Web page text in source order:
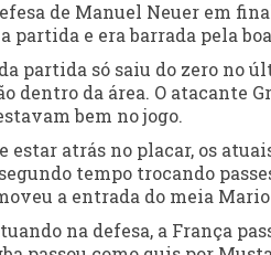
de Manuel Neuer em
partida e era barrada pela
partida só saiu do zero no
dentro da área. O atacante
bem no jogo.
estar atrás no placar, os
tempo trocando
a entrada do meia
na defesa, a França